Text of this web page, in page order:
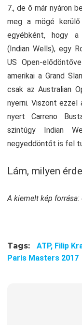
7., de ő már nyáron
meg a mögé kerülő
egyébként, hogy a
(Indian Wells), egy
US Open-
amerikai a Grand
csak az Australian
nyerni. Viszont
nyert Carreno
szintúgy Indian
negyeddöntőt is fel
Lám, milyen
A kiemelt kép
Tags: ATP, Filip
Paris Masters 2017